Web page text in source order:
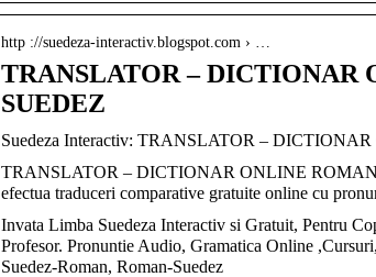
http ://suedeza-interactiv.blogspot.com › …
TRANSLATOR – DICTIONAR
SUEDEZ
Suedeza Interactiv: TRANSLATOR –
TRANSLATOR – DICTIONAR ONLINE ROMAN
efectua traduceri comparative gratuite online cu
Invata Limba Suedeza Interactiv si Gratuit, Pentru
Profesor. Pronuntie Audio, Gramatica Online
Suedez-Roman, Roman-Suedez